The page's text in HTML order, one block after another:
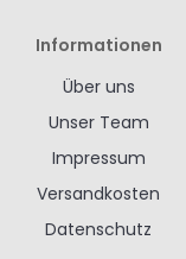
Informationen
Über uns
Unser Team
Impressum
Versandkosten
Datenschutz